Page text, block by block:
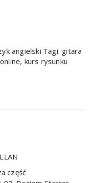
angielski Tagi: gitara
, kurs rysunku
część